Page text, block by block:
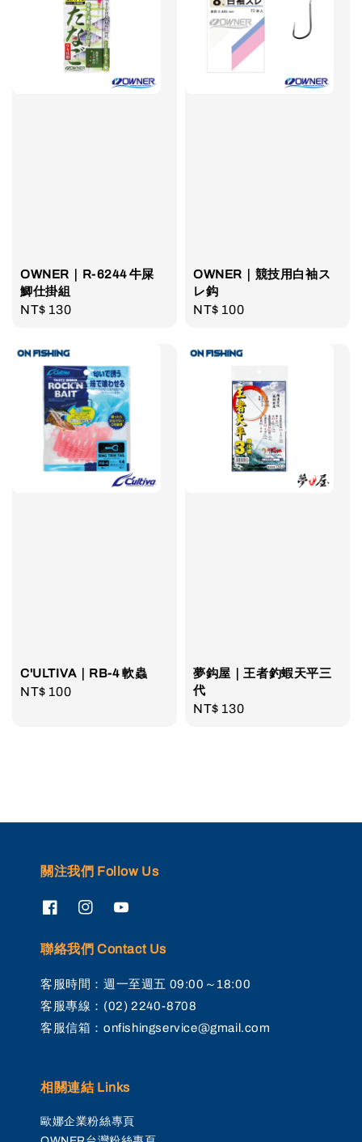
OWNER｜R-6244 牛屎
鯽仕掛組
Regular
NT$ 130
OWNER｜競技用白袖ス
レ鈎
Regular
NT$ 100
C'ULTIVA｜RB-4 軟蟲
Regular
NT$ 100
夢鈎屋｜王者釣蝦天平三
代
Regular
NT$ 130
關注我們 Follow Us
聯絡我們 Contact Us
客服時間：週一至週五 09:00～18:00
客服專線：(02) 2240-8708
客服信箱：onfishingservice@gmail.com
相關連結 Links
歐娜企業粉絲專頁